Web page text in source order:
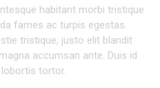
habitant morbi tristique
fames ac turpis egestas.
tristique, justo elit blandit
accumsan ante. Duis id
tortor.